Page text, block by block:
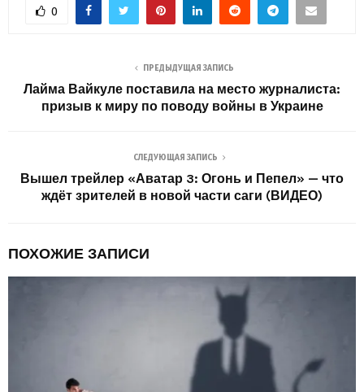
0
ПРЕДЫДУЩАЯ ЗАПИСЬ
Лайма Вайкуле поставила на место журналиста:
призыв к миру по поводу войны в Украине
СЛЕДУЮЩАЯ ЗАПИСЬ
Вышел трейлер «Аватар 3: Огонь и Пепел» — что
ждёт зрителей в новой части саги (ВИДЕО)
ПОХОЖИЕ ЗАПИСИ